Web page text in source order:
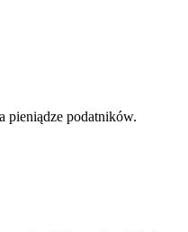
pieniądze podatników.